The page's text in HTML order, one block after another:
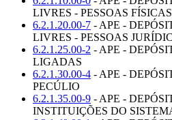
LIVRES - PESSOAS FÍSICAS
6.2.1.20.00-7 - APE -
LIVRES - PESSOAS
6.2.1.25.00-2 - APE -
LIGADAS
6.2.1.30.00-4 - APE -
PECÚLIO
6.2.1.35.00-9 - APE -
INSTITUIÇÕES DO